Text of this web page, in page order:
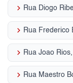
keyboard_arrow_right Rua Diogo
keyboard_arrow_right Rua Frederico
keyboard_arrow_right Rua Joao
keyboard_arrow_right Rua Maestro